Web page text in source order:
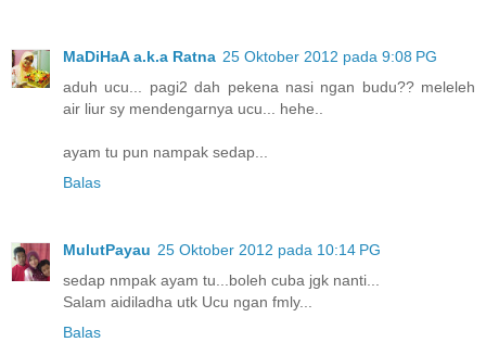
MaDiHaA a.k.a Ratna 25 Oktober 2012 pada 9:08 PG
aduh ucu... pagi2 dah pekena nasi ngan budu?? meleleh
air liur sy mendengarnya ucu... hehe..
ayam tu pun nampak sedap...
Balas
MulutPayau 25 Oktober 2012 pada 10:14 PG
sedap nmpak ayam tu...boleh cuba jgk nanti...
Salam aidiladha utk Ucu ngan fmly...
Balas